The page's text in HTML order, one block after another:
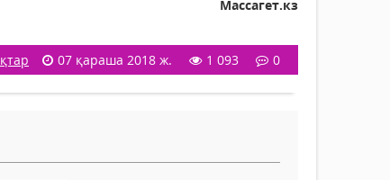
Массагет.кз
07 қараша 2018 ж. 1 093 0